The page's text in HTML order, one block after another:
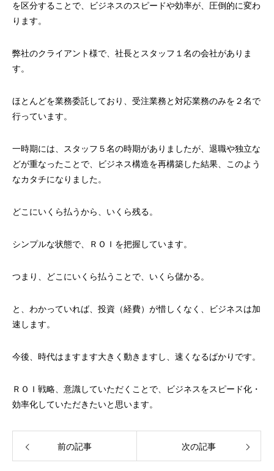
を区分することで、ビジネスのスピードや効率が、圧倒的に変わ
ります。
弊社のクライアント様で、社長とスタッフ１名の会社がありま
す。
ほとんどを業務委託しており、受注業務と対応業務のみを２名で
行っています。
一時期には、スタッフ５名の時期がありましたが、退職や独立な
どが重なったことで、ビジネス構造を再構築した結果、このよう
なカタチになりました。
どこにいくら払うから、いくら残る。
シンプルな状態で、ＲＯＩを把握しています。
つまり、どこにいくら払うことで、いくら儲かる。
と、わかっていれば、投資（経費）が惜しくなく、ビジネスは加
速します。
今後、時代はますます大きく動きますし、速くなるばかりです。
ＲＯＩ戦略、意識していただくことで、ビジネスをスピード化・
効率化していただきたいと思います。
前の記事 次の記事